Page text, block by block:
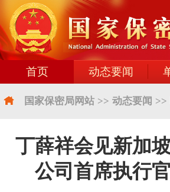
首页 动态要闻
国家保密局网站 >> 动态要闻 >>
丁薛祥会见新加
公司首席执行